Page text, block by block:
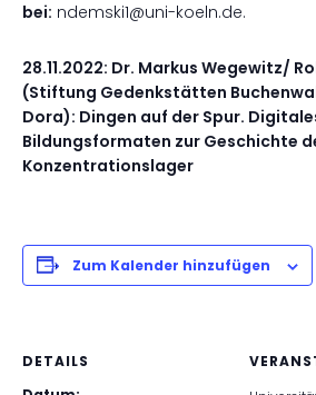
bei: ndemski1@uni-koeln.de.
28.11.2022: Dr. Markus Wegewitz/
(Stiftung Gedenkstätten
Dora): Dingen auf der Spur.
Bildungsformaten zur Geschichte
Konzentrationslager
Zum Kalender hinzufügen
DETAILS